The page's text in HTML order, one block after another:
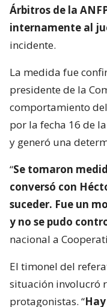
Árbitros de la
internamente al
incidente.
La medida fue
presidente de la
comportamiento
por la fecha 16 de
y generó una
“Se tomaron
conversó con
suceder. Fue un
y no se pudo
nacional a
El timonel del
situación involucró
protagonistas. “